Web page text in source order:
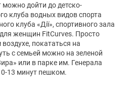
можно дойти до детско-
клуба водных видов спорта
клуба «Дії», спортивного зала
женщин FitCurves. Просто
покататься на
с семьей можно на зеленой
или в парке им. Генерала
13 минут пешком.